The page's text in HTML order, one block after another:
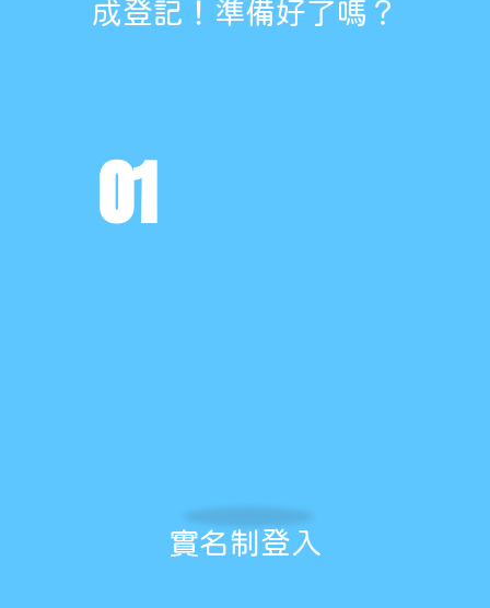
成登記！準備好了嗎？
01
實名制登入